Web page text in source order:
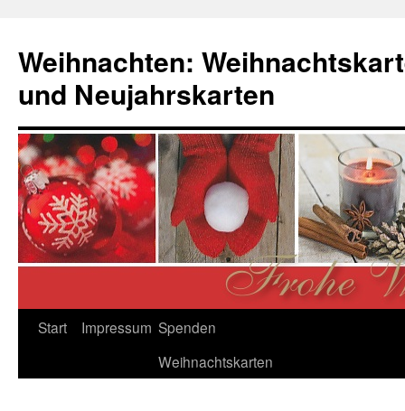
springen
Weihnachten:
und Neujahrskarten
Start Impressum Spenden
Weihnachtskarten